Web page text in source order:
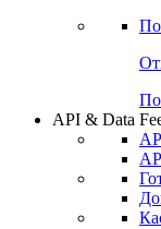
API & Data